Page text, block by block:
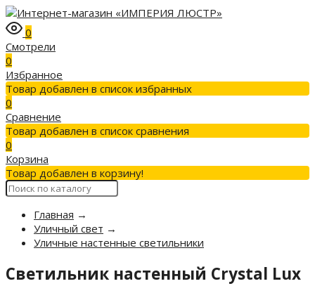
0
Смотрели
0
Избранное
Товар добавлен в список избранных
0
Сравнение
Товар добавлен в список сравнения
0
Корзина
Товар добавлен в корзину!
Главная →
Уличный свет →
Уличные настенные светильники
Светильник настенный Crystal Lux